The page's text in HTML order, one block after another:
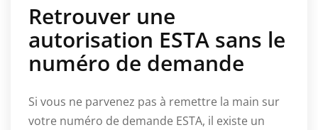
Retrouver une
autorisation ESTA sans le
numéro de demande
Si vous ne parvenez pas à remettre la main sur
votre numéro de demande ESTA, il existe un